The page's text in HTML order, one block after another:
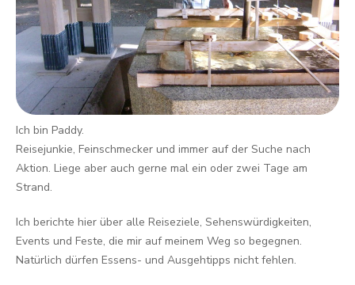
Ich bin Paddy.
Reisejunkie, Feinschmecker und immer auf der Suche nach
Aktion. Liege aber auch gerne mal ein oder zwei Tage am
Strand.
Ich berichte hier über alle Reiseziele, Sehenswürdigkeiten,
Events und Feste, die mir auf meinem Weg so begegnen.
Natürlich dürfen Essens- und Ausgehtipps nicht fehlen.